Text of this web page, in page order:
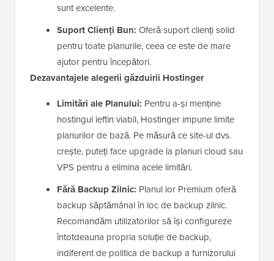
sunt excelente.
Suport Clienți Bun: Oferă suport clienți solid
pentru toate planurile, ceea ce este de mare
ajutor pentru începători.
Dezavantajele alegerii găzduirii Hostinger
Limitări ale Planului: Pentru a-și menține
hostingul ieftin viabil, Hostinger impune limite
planurilor de bază. Pe măsură ce site-ul dvs.
crește, puteți face upgrade la planuri cloud sau
VPS pentru a elimina acele limitări.
Fără Backup Zilnic: Planul lor Premium oferă
backup săptămânal în loc de backup zilnic.
Recomandăm utilizatorilor să își configureze
întotdeauna propria soluție de backup,
indiferent de politica de backup a furnizorului